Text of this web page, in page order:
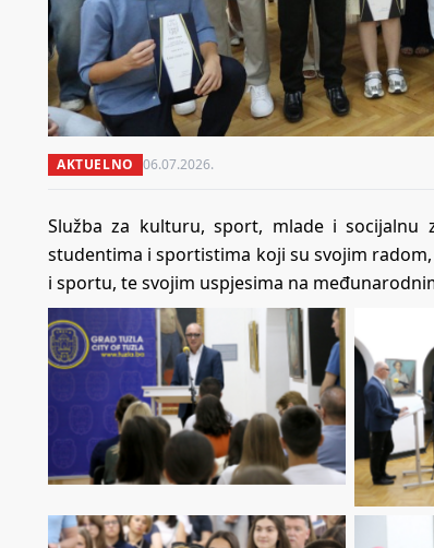
AKTUELNO 06.07.2026.
Služba za kulturu, sport, mlade i socijalnu
studentima i sportistima koji su svojim
i sportu, te svojim uspjesima na